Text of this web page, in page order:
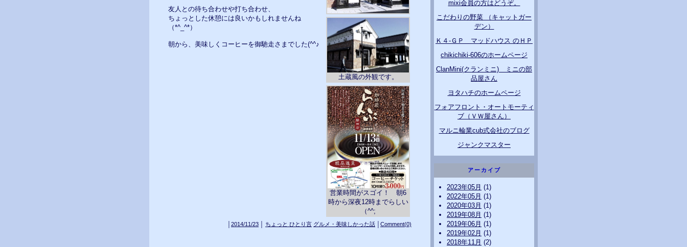
土蔵風の外観です。
営業時間がスゴイ！ 朝6
時から深夜12時までらしい
（^^;
友人との待ち合わせや打ち合わせ、
ちょっとした休憩には良いかもしれませんね
（*^_^*）
朝から、美味しくコーヒーを御馳走さまでした(^^♪
2014/11/23 ちょっと ひとり言 グルメ・美味しかった話 Comment(0)
mixi会員の方はどうぞ。
こだわりの野菜 （キャットガー
デン）
Ｋ４-ＧＰ マッドハウス のＨＰ
chikichiki-606のホームページ
ClanMini(クランミニ) ミニの部
品屋さん
ヨタハチのホームページ
フォアフロント・オートモーティ
ブ（ＶＷ屋さん）
マルニ輪業cub式会社のブログ
ジャンクマスター
アーカイブ
2023年05月 (1)
2022年05月 (1)
2020年03月 (1)
2019年08月 (1)
2019年06月 (1)
2019年02月 (1)
2018年11月 (2)